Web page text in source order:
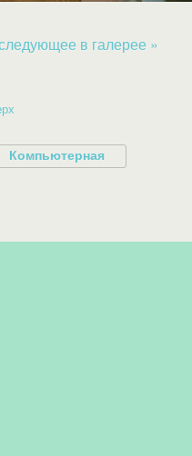
в галерее »
Компьютерная